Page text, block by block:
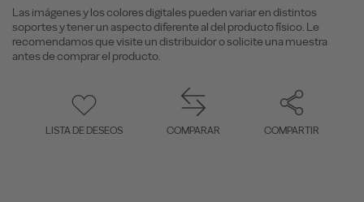
Las imágenes y los colores digitales pueden variar en distintos
soportes y tener un aspecto diferente al del producto físico. Le
recomendamos que visite un distribuidor o solicite una muestra
antes de comprar el producto.
LISTA DE DESEOS COMPARAR COMPARTIR